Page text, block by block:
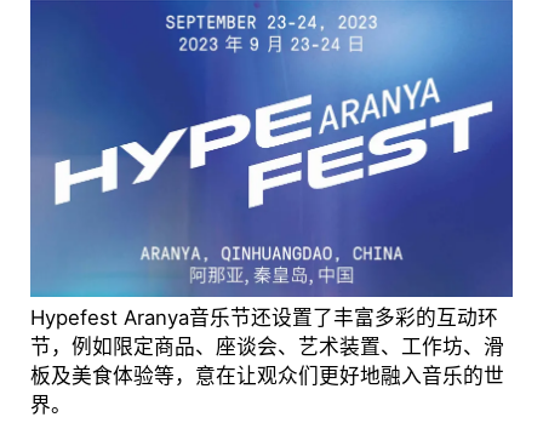
Hypefest Aranya音乐节还设置了丰富多彩的互动环
节，例如限定商品、座谈会、艺术装置、工作坊、滑
板及美食体验等，意在让观众们更好地融入音乐的世
界。